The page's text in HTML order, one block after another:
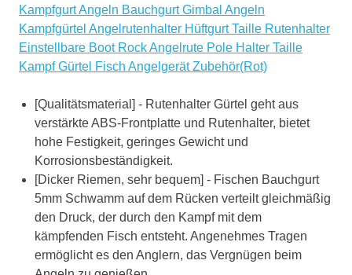
Kampfgurt Angeln Bauchgurt Gimbal Angeln
Kampfgürtel Angelrutenhalter Hüftgurt Taille Rutenhalter
Einstellbare Boot Rock Angelrute Pole Halter Taille
Kampf Gürtel Fisch Angelgerät Zubehör(Rot)
[Qualitätsmaterial] - Rutenhalter Gürtel geht aus
verstärkte ABS-Frontplatte und Rutenhalter, bietet
hohe Festigkeit, geringes Gewicht und
Korrosionsbeständigkeit.
[Dicker Riemen, sehr bequem] - Fischen Bauchgurt
5mm Schwamm auf dem Rücken verteilt gleichmäßig
den Druck, der durch den Kampf mit dem
kämpfenden Fisch entsteht. Angenehmes Tragen
ermöglicht es den Anglern, das Vergnügen beim